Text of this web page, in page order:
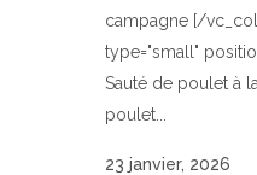
campagne [/
type="small"
Sauté de poulet à
poulet...
23 janvier, 2026